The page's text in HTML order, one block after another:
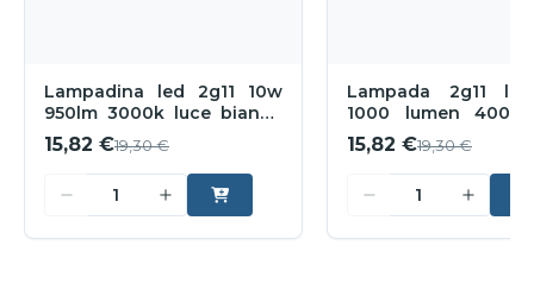
Lampadina led 2g11 10w
950lm 3000k luce bianco
calda
15,82 €19,30 €
Lampada 2g11
1000 lumen
naturale
15,82 €19,30 €